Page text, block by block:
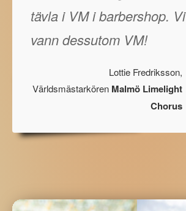
tävla i VM i barbershop. Vi
vann dessutom VM!
Lottie Fredriksson,
Världsmästarkören Malmö Limelight
Chorus